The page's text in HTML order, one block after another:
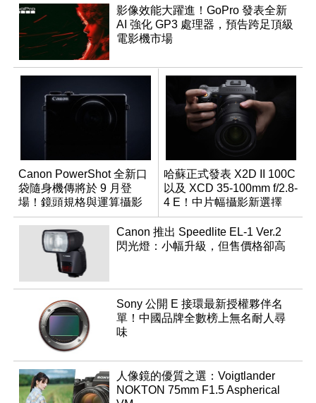
影像效能大躍進！GoPro 發表全新
AI 強化 GP3 處理器，預告跨足頂級
電影機市場
Canon PowerShot 全新口
袋隨身機傳將於 9 月登
場！鏡頭規格與運算攝影
升級成為焦點
哈蘇正式發表 X2D II 100C
以及 XCD 35-100mm f/2.8-
4 E！中片幅攝影新選擇
Canon 推出 Speedlite EL-1 Ver.2
閃光燈：小幅升級，但售價格卻高
Sony 公開 E 接環最新授權夥伴名
單！中國品牌全數榜上無名耐人尋
味
人像鏡的優質之選：Voigtlander
NOKTON 75mm F1.5 Aspherical